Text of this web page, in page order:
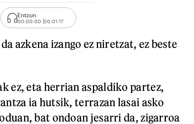
Entzun
00:00:00 00:01:17
azkena izango ez niretzat, ez beste
ez, eta herrian aspaldiko partez,
ia hutsik, terrazan lasai asko
bat ondoan jesarri da, zigarroa